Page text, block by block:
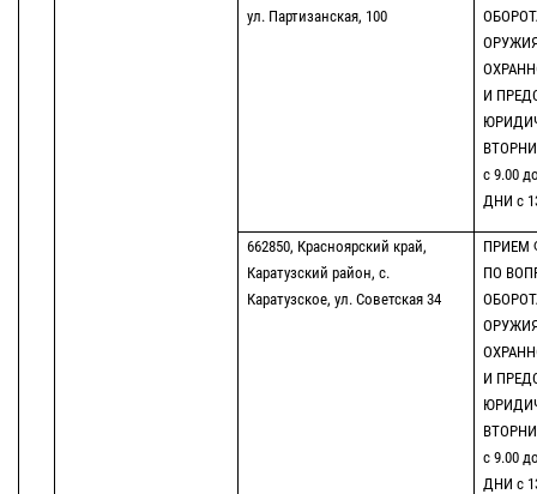
ул. Партизанская, 100
И
с 9.00
ДНИ с
662850, Красноярский край,
Каратузский район, с.
Каратузское, ул. Советская 34
ПРИЕМ
ПО
И
с 9.00
ДНИ с